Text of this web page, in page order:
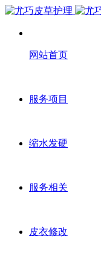
网站首页
服务项目
缩水发硬
服务相关
皮衣修改